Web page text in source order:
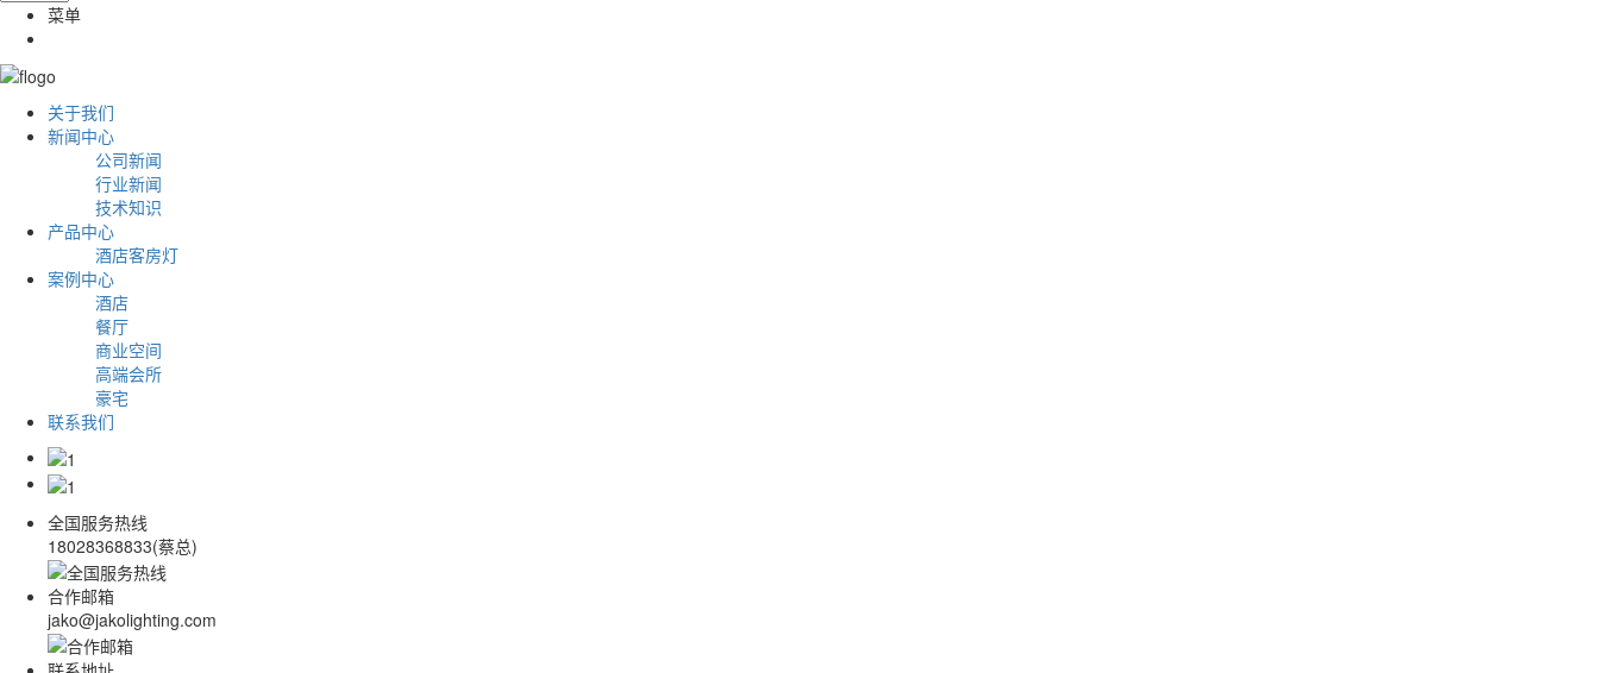
菜单
关于我们
新闻中心
公司新闻
行业新闻
技术知识
产品中心
酒店客房灯
案例中心
酒店
餐厅
商业空间
高端会所
豪宅
联系我们
全国服务热线
18028368833(蔡总)
合作邮箱
jako@jakolighting.com